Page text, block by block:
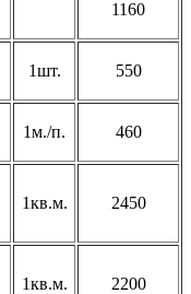
1160
1шт. 550
1м./п. 460
1кв.м. 2450
1кв.м. 2200